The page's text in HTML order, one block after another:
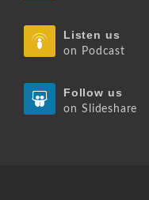
Listen us
on Podcast
Follow us
on Slideshare